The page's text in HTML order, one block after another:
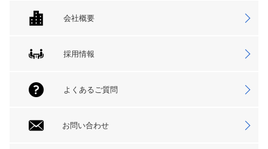
会社概要
採用情報
よくあるご質問
お問い合わせ